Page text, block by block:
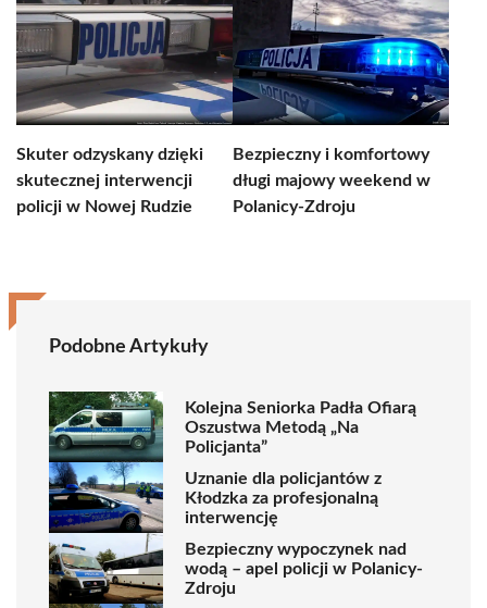
Skuter odzyskany dzięki
skutecznej interwencji
policji w Nowej Rudzie
Bezpieczny i komfortowy
długi majowy weekend w
Polanicy-Zdroju
Podobne Artykuły
Kolejna Seniorka Padła Ofiarą
Oszustwa Metodą „Na
Policjanta”
Uznanie dla policjantów z
Kłodzka za profesjonalną
interwencję
Bezpieczny wypoczynek nad
wodą – apel policji w Polanicy-
Zdroju